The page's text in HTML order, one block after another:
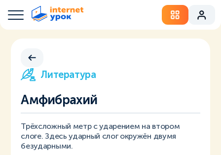
Литература
Амфибрахий
Трёхсложный метр с ударением на втором
слоге. Здесь ударный слог окружён двумя
безударными.